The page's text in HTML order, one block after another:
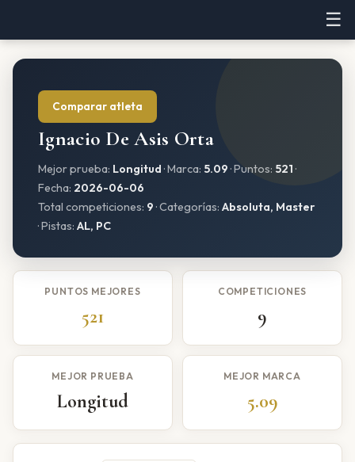
☰
Comparar atleta
Ignacio De Asis Orta
Mejor prueba: Longitud · Marca: 5.09 · Puntos: 521 ·
Fecha: 2026-06-06
Total competiciones: 9 · Categorías: Absoluta, Master
· Pistas: AL, PC
PUNTOS MEJORES
521
COMPETICIONES
9
MEJOR PRUEBA
Longitud
MEJOR MARCA
5.09